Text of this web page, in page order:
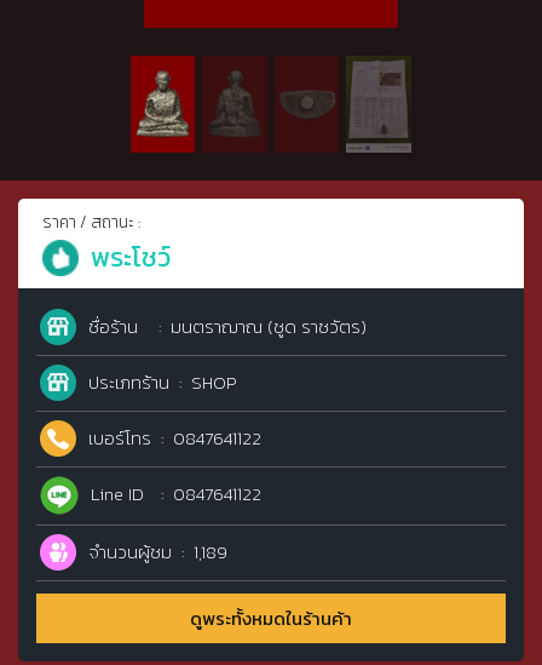
ราคา / สถานะ :
พระโชว์
ชื่อร้าน
มนตราฌาณ (ชูด ราชวัตร)
ประเภทร้าน
SHOP
เบอร์โทร
0847641122
Line ID
0847641122
จำนวนผู้ชม 1,189
ดูพระทั้งหมดในร้านค้า